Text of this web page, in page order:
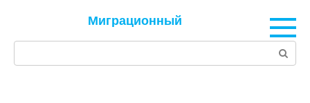
Миграционный